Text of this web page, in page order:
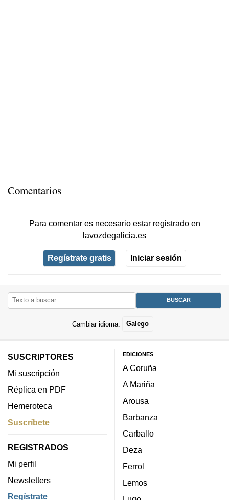
Comentarios
Para comentar es necesario estar registradoen
lavozdegalicia.es
Regístrate gratis Iniciar sesión
Cambiar idioma: Galego
SUSCRIPTORES
Mi suscripción
Réplica en PDF
Hemeroteca
Suscríbete
REGISTRADOS
Mi perfil
Newsletters
Regístrate
EDICIONES
A Coruña
A Mariña
Arousa
Barbanza
Carballo
Deza
Ferrol
Lemos